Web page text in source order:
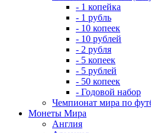
- 1 копейка
- 1 рубль
- 10 копеек
- 10 рублей
- 2 рубля
- 5 копеек
- 5 рублей
- 50 копеек
- Годовой набор
Чемпионат мира по
Монеты Мира
Англия